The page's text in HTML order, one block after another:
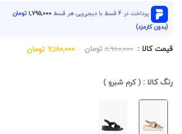
پرداخت در 4 قسط با دیجی‌پی هر قسط ۱,۷۹۵,۰۰۰تومان
(بدون کارمزد)
قیمت کالا : ۸,۹۸۰,۰۰۰تومان ۷,۱۸۰,۰۰۰ تومان
رنگ کالا :(کرم شبرو)